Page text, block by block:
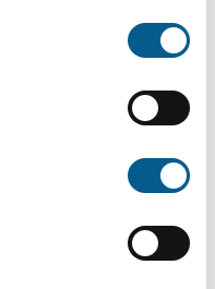
Bereichen oder